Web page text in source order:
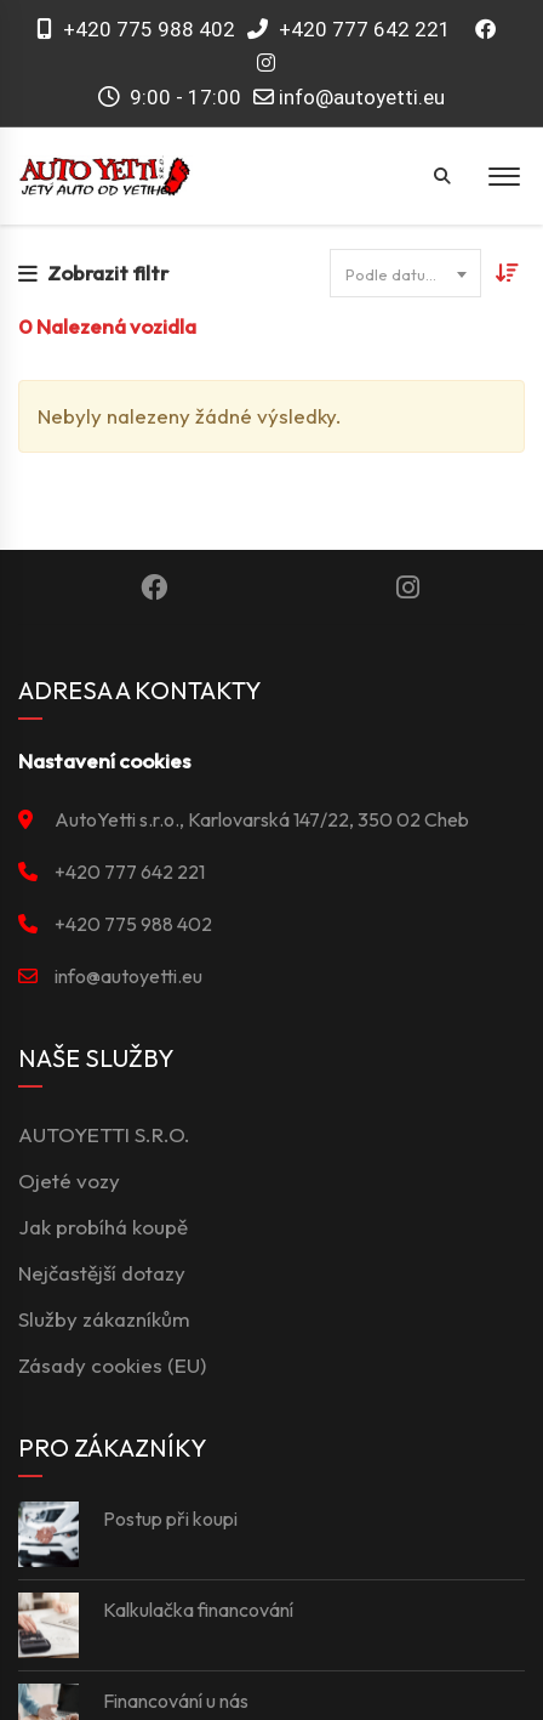
+420 775 988 402 +420 777 642 221
9:00 - 17:00 info@autoyetti.eu
Zobrazit filtr
0Nalezená vozidla
Nebyly nalezeny žádné výsledky.
ADRESA A KONTAKTY
Nastavení cookies
AutoYetti s.r.o., Karlovarská 147/22, 350 02 Cheb
+420 777 642 221
+420 775 988 402
info@autoyetti.eu
NAŠE SLUŽBY
AUTOYETTI S.R.O.
Ojeté vozy
Jak probíhá koupě
Nejčastější dotazy
Služby zákazníkům
Zásady cookies (EU)
PRO ZÁKAZNÍKY
Postup při koupi
Kalkulačka financování
Financování u nás